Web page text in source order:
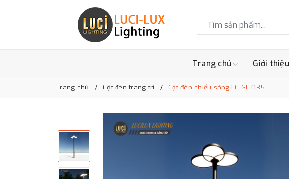
Trang chủ Giới thiệu
Trang chủ Cột đèn trang trí Cột đèn chiếu sáng LC-GL-035